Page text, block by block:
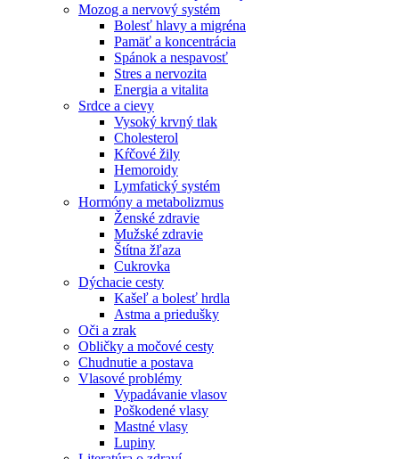
Mozog a nervový systém
Bolesť hlavy a migréna
Pamäť a koncentrácia
Spánok a nespavosť
Stres a nervozita
Energia a vitalita
Srdce a cievy
Vysoký krvný tlak
Cholesterol
Kŕčové žily
Hemoroidy
Lymfatický systém
Hormóny a metabolizmus
Ženské zdravie
Mužské zdravie
Štítna žľaza
Cukrovka
Dýchacie cesty
Kašeľ a bolesť hrdla
Astma a priedušky
Oči a zrak
Obličky a močové cesty
Chudnutie a postava
Vlasové problémy
Vypadávanie vlasov
Poškodené vlasy
Mastné vlasy
Lupiny